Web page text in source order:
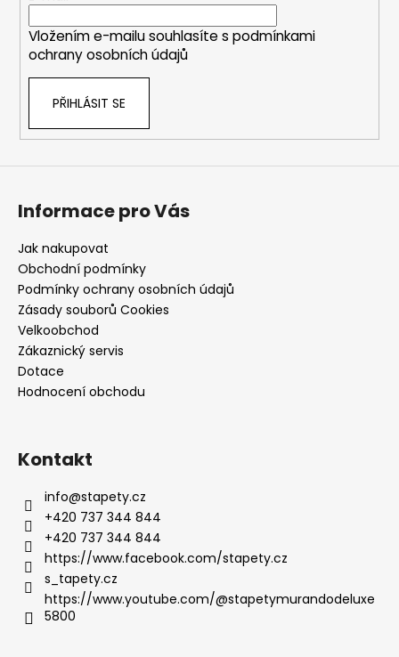
Vložením e-mailu souhlasíte s podmínkami
ochrany osobních údajů
PŘIHLÁSIT SE
Informace pro Vás
Jak nakupovat
Obchodní podmínky
Podmínky ochrany osobních údajů
Zásady souborů Cookies
Velkoobchod
Zákaznický servis
Dotace
Hodnocení obchodu
Kontakt
info@stapety.cz
+420 737 344 844
+420 737 344 844
https://www.facebook.com/stapety.cz
s_tapety.cz
https://www.youtube.com/@stapetymurandodeluxe
5800